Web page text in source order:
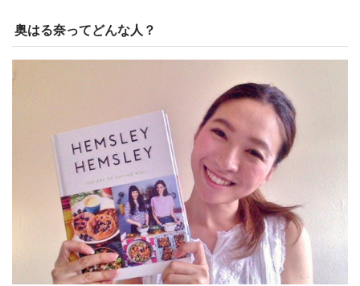
奥はる奈ってどんな人？